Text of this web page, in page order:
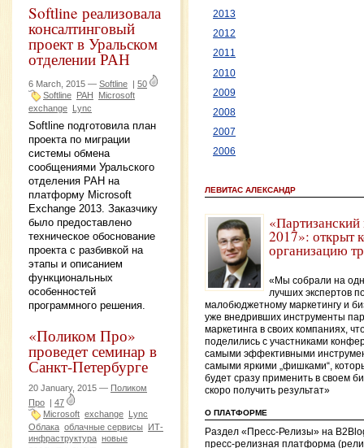
Softline реализовала
консалтинговый
проект в Уральском
отделении РАН
6 March, 2015 — Softline | 50
Softline РАН
Microsoft
exchange Lync
Softline подготовила план
проекта по миграции
системы обмена
сообщениями Уральского
отделения РАН на
платформу Microsoft
Exchange 2013. Заказчику
было предоставлено
техническое обоснование
проекта с разбивкой на
этапы и описанием
функциональных
особенностей
программного решения.
«Поликом Про»
проведет семинар в
Санкт-Петербурге
20 January, 2015 — Поликом
Про | 47
Microsoft exchange Lynс
Облака облачные сервисы
ИТ-
инфраструктура новые
2013
2012
2011
2010
2009
2008
2007
2006
ЛЕВИТАС АЛЕКСАНДР
«Партизанский
2017»: открыт
организацию
«Мы собрали на
лучших экспертов
малобюджетному маркетингу и
уже внедривших инструменты
маркетинга в своих компаниях,
поделились с участниками
самыми эффективными
самыми яркими „фишками“,
будет сразу применить в своем
скоро получить результат»
О ПЛАТФОРМЕ
Раздел «Пресс-Релизы» на
пресс-релизная платформа